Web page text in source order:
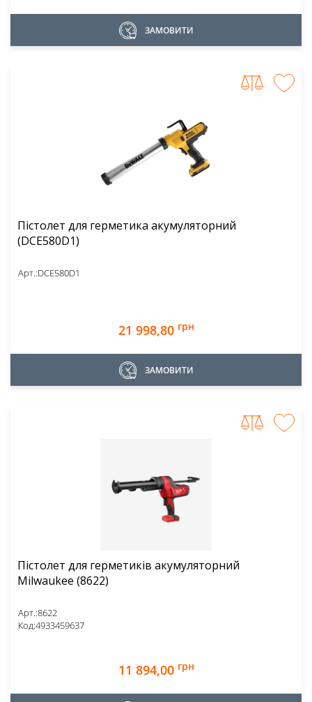
ЗАМОВИТИ
Пістолет для герметика акумуляторний
(DCE580D1)
Арт.:DCE580D1
21 998,80 грн
ЗАМОВИТИ
Пістолет для герметиків акумуляторний
Milwaukee (8622)
Арт.:8622
Код:4933459637
11 894,00 грн